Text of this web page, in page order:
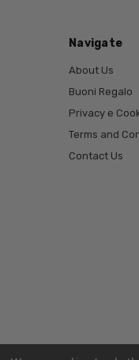
Navigate
About Us
Buoni Regalo
Privacy e
Terms and
Contact Us